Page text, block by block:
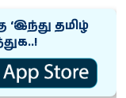
‘இந்து தமிழ்